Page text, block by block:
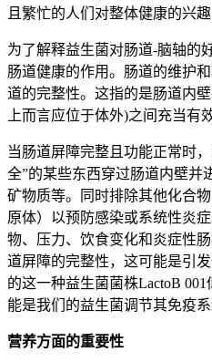
且繁忙的人们对整体健康的兴趣
为了解释益生菌对肠道-脑轴的
肠道健康的作用。肠道的维护
道的完整性。这指的是肠道内
上而言应位于体外)之间充当有
当肠道屏障完整且功能正常时
全”的某些东西穿过肠道内壁并
矿物质等。同时排除其他化合
原体）以预防感染或系统性炎
物、压力、饮食变化和炎症性
道屏障的完整性，这可能是引
的这一种益生菌菌株LactoB
能是我们的益生菌调节其免疫系
营养方面的重要性